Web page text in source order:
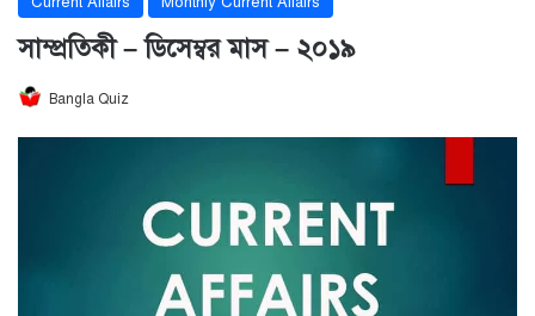
সাম্প্রতিকী – ডিসেম্বর মাস – ২০১৯
Bangla Quiz